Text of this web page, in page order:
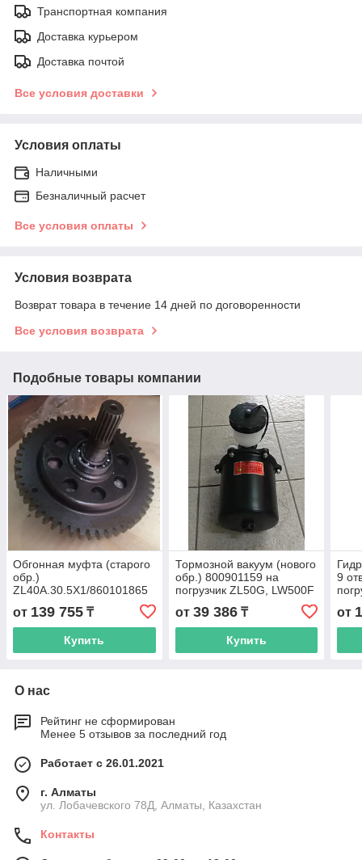
Транспортная компания
Доставка курьером
Доставка почтой
Все условия доставки
Условия оплаты
Наличными
Безналичный расчет
Все условия оплаты
Условия возврата
Возврат товара в течение 14 дней по договоренности
Все условия возврата
Подобные товары компании
Обгонная муфта (старого
обр.)
ZL40A.30.5X1/860101865
(G) 52:33 Зуб. на
погрузчик ZL50G, LW500F
от 139 755 ₸
Купить
Тормозной вакуум (нового
обр.) 800901159 на
погрузчик ZL50G, LW500F
от 39 386₸
Купить
9
от
О нас
Рейтинг не сформирован
Менее 5 отзывов за последний год
Работает с 26.01.2021
г. Алматы
ул. Лобачевского 78Д, Алматы, Казахстан
Контакты